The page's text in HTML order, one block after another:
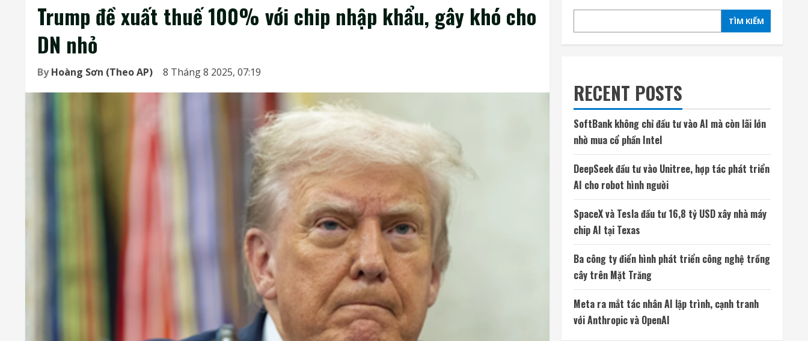
Trump đề xuất thuế 100% với chip nhập khẩu, gây khó cho
DN nhỏ
ByHoàng Sơn (Theo AP) 8 Tháng 8 2025, 07:19
TÌM KIẾM
RECENT POSTS
SoftBank không chỉ đầu tư vào AI mà còn lãi lớn
nhờ mua cổ phần Intel
DeepSeek đầu tư vào Unitree, hợp tác phát triển
AI cho robot hình người
SpaceX và Tesla đầu tư 16,8 tỷ USD xây nhà máy
chip AI tại Texas
Ba công ty điển hình phát triển công nghệ trồng
cây trên Mặt Trăng
Meta ra mắt tác nhân AI lập trình, cạnh tranh
với Anthropic và OpenAI